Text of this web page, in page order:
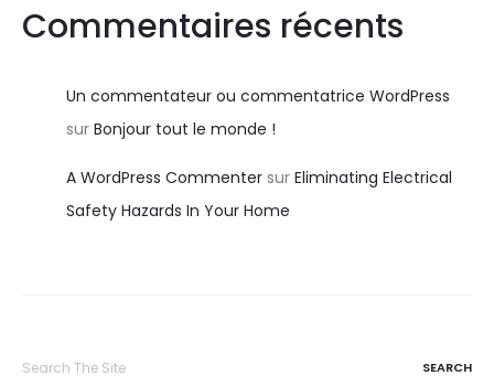
Commentaires récents
Un commentateur ou commentatrice WordPress
sur Bonjour tout le monde !
A WordPress Commenter sur Eliminating Electrical
Safety Hazards In Your Home